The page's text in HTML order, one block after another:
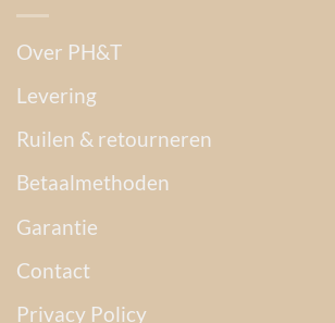
Over PH&T
Levering
Ruilen & retourneren
Betaalmethoden
Garantie
Contact
Privacy Policy